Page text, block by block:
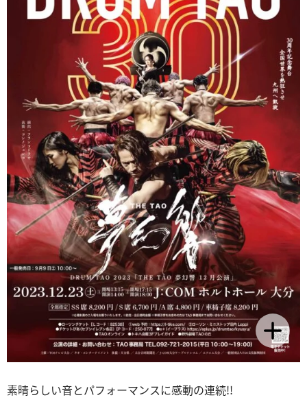
素晴らしい音とパフォーマンスに感動の連続!!